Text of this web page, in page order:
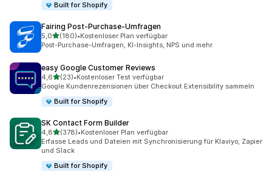
Built for Shopify
Fairing Post‑Purchase‑Umfragen
5,0von 5 Sternen
(180)
180 Rezensionen insgesamt
•Kostenloser Plan verfügbar
Post-Purchase-Umfragen, KI-Insights, NPS und mehr.
easy Google Customer Reviews
4,6von 5 Sternen
(23)
23 Rezensionen insgesamt
•Kostenloser Test verfügbar
Google Kundenrezensionen über Checkout Extensibility sammeln
Built for Shopify
SK Contact Form Builder
4,8von 5 Sternen
(378)
378 Rezensionen insgesamt
•Kostenloser Plan verfügbar
Erfasse Leads und Dateien mit Synchronisierung für Klaviyo, Zapier
und Slack
Built for Shopify